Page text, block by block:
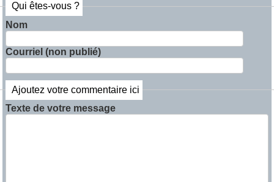
Qui êtes-vous ?
Nom
Courriel (non publié)
Ajoutez votre commentaire ici
Texte de votre message